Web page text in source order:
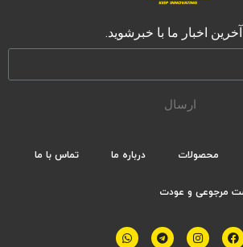
آخرین اخبار ما با خبرشوید.
ارسال
محصولات درباره ما تماس با ما
مرجوعی و عودت